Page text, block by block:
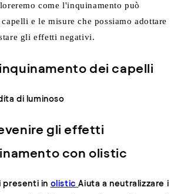
come l'inquinamento può
e le misure che possiamo adottare
gli effetti negativi.
dei capelli
di luminoso
gli effetti
con olistic
presenti in olisticAiuta a neutralizzare i